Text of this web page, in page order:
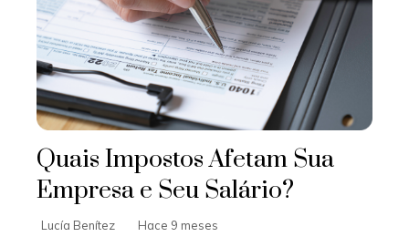
Quais Impostos Afetam Sua
Empresa e Seu Salário?
Lucía Benítez Hace 9 meses